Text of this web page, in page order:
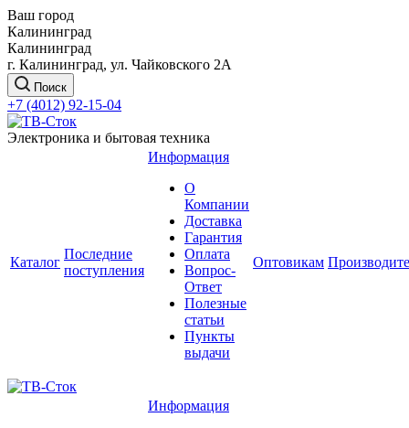
Ваш город
Калининград
Калининград
г. Калининград, ул. Чайковского 2А
Поиск
+7 (4012) 92-15-04
Электроника и бытовая техника
Каталог
Последние
поступления
Информация
О
Компании
Доставка
Гарантия
Оплата
Вопрос-
Ответ
Полезные
статьи
Пункты
выдачи
Оптовикам
Информация